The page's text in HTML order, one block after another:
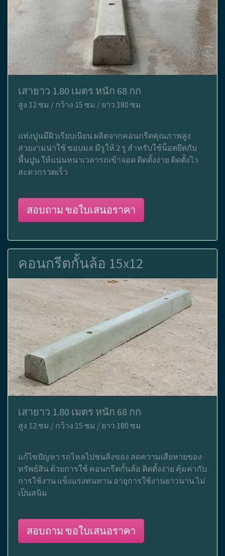
เสายาว 1.80 เมตร หนัก 68 กก
สูง 12 ซม / กว้าง 15 ซม / ยาว 180 ซม
แท่งปูนมีผิวเรียบเนียน ผลิตจากคอนกรีตคุณภาพสูง
สวยงามน่าใช้ ขอบมล มีรูให้ 2 รู สำหรับใช้น็อตยึดกับ
พื้นปูน ให้แน่นหนาเวลารถเข้าจอด ติดตั้งง่าย ติดตั้งไว
สะดวกรวดเร็ว
สอบถาม ขอใบเสนอราคา
คอนกรีตกั้นล้อ 15x12
เสายาว 1.80 เมตร หนัก 68 กก
สูง 12 ซม / กว้าง 15 ซม / ยาว 180 ซม
แก้ไขปัญหา รถไหลไปชนสิ่งของ ลดความเสียหายของ
ทรัพย์สิน ด้วยการใช้ คอนกรีตกั้นล้อ ติดตั้งง่าย คุ้มค่ากับ
การใช้งาน แข็งแรงทนทาน อายุการใช้งานยาวนาน ไม่
เป็นสนิม
สอบถาม ขอใบเสนอราคา